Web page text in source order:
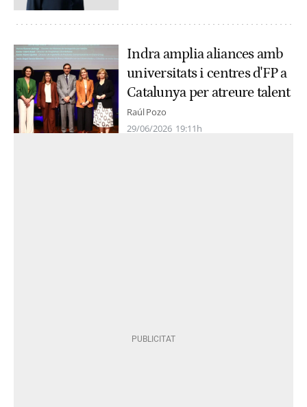
Indra amplia aliances amb
universitats i centres d'FP a
Catalunya per atreure talent
Raúl Pozo
29/06/2026 19:11h